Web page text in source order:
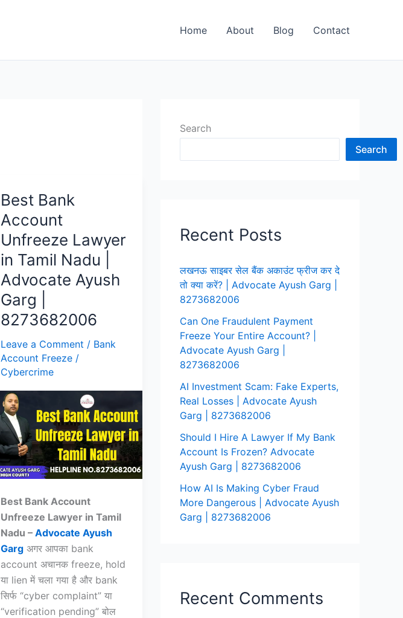
Home About Blog Contact
Best Bank
Account
Unfreeze Lawyer
in Tamil Nadu |
Advocate Ayush
Garg |
8273682006
Leave a Comment / Bank
Account Freeze /
Cybercrime
Best Bank Account
Unfreeze Lawyer in Tamil
Nadu –Advocate Ayush
Garg अगर आपका bank
account अचानक freeze, hold
या lien में चला गया है और bank
सिर्फ “cyber complaint” या
“verification pending” बोल
Search
Search
Recent Posts
लखनऊ साइबर सेल बैंक अकाउंट फ्रीज कर दे
तो क्या करें? | Advocate Ayush Garg |
8273682006
Can One Fraudulent Payment
Freeze Your Entire Account? |
Advocate Ayush Garg |
8273682006
AI Investment Scam: Fake Experts,
Real Losses | Advocate Ayush
Garg | 8273682006
Should I Hire A Lawyer If My Bank
Account Is Frozen? Advocate
Ayush Garg | 8273682006
How AI Is Making Cyber Fraud
More Dangerous | Advocate Ayush
Garg | 8273682006
Recent Comments